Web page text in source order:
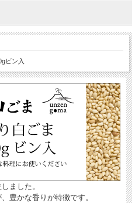
ビン入
ました。
豊かな香りが特徴です。